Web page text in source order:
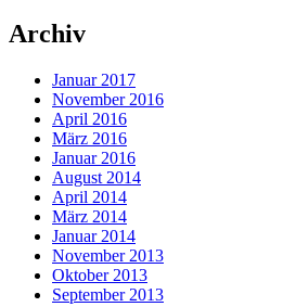
Archiv
Januar 2017
November 2016
April 2016
März 2016
Januar 2016
August 2014
April 2014
März 2014
Januar 2014
November 2013
Oktober 2013
September 2013